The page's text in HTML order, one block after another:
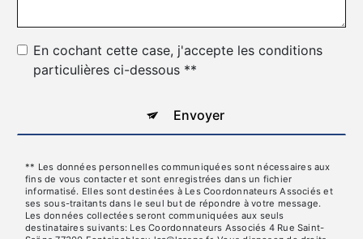
En cochant cette case, j'accepte les conditions
particulières ci-dessous **
Envoyer
** Les données personnelles communiquées sont nécessaires aux
fins de vous contacter et sont enregistrées dans un fichier
informatisé. Elles sont destinées à Les Coordonnateurs Associés et
ses sous-traitants dans le seul but de répondre à votre message.
Les données collectées seront communiquées aux seuls
destinataires suivants: Les Coordonnateurs Associés 4 Rue Saint-